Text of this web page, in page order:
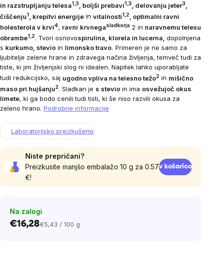
in razstrupljanju telesa1,3, boljši prebavi1,3, delovanju jeter3,
čiščenju1 , krepitvi energije in vitalnosti1,2
, optimalni ravni
holesterola v krvi4, ravni krvnegasladkorja 2 in naravnemu telesu
obrambe1,2. Tvori osnovospirulina, klorela in lucerna, dopolnjena
s kurkumo, stevio in limonsko travo. Primeren je ne samo za
ljubitelje zelene hrane in zdravega načina življenja, temveč tudi za
tiste, ki jim življenjski slog ni idealen. Napitek lahko uporabljate
tudi redukcijsko, saj ugodno vpliva na telesno težo2 in mišično
maso pri hujšanju2. Sladkan je s stevio in ima osvežujoč okus
limete, ki ga bodo cenili tudi tisti, ki še niso razvili okusa za
zeleno hrano. Podrobne informacije
Laboratorijsko preizkušeno
Niste prepričani?
Preizkusite manjšo embalažo 10 g za 0.57
€!
v košarico
Na zalogi
€16,28Cena
€5,43 / 100 g